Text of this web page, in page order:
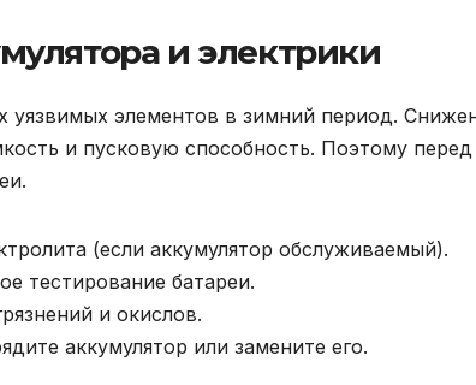
и электрики
уязвимых элементов в зимний период.
и пусковую способность. Поэтому перед
(если аккумулятор обслуживаемый).
тестирование батареи.
и окислов.
аккумулятор или замените его.